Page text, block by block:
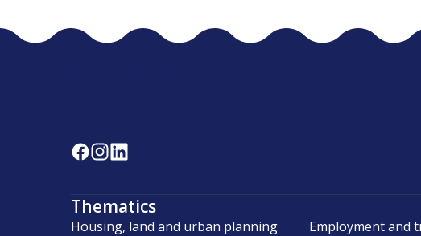
Thematics
Housing, land and urban planning Employment and